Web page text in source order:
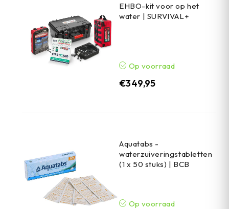
EHBO-kit voor op het
water | SURVIVAL+
Op voorraad
€349,95
Aquatabs -
waterzuiveringstabletten
(1 x 50 stuks) | BCB
Op voorraad